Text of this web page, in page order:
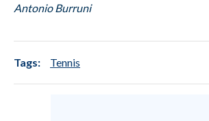
Antonio Burruni
Tags: Tennis